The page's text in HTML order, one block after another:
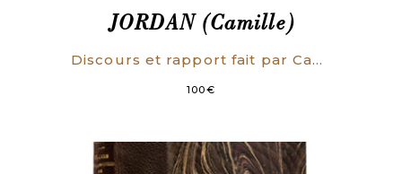
JORDAN (Camille)
Discours et rapport fait par Camille Jordan, sur la liberté, l’exercice et la police de tous les cultes, dans la séance du 29 prairial, an V.
100€